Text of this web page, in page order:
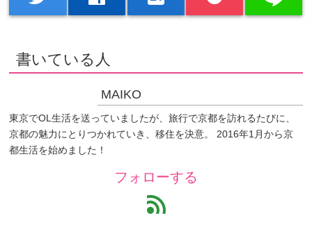
書いている人
MAIKO
東京でOL生活を送っていましたが、旅行で京都を訪れるたびに、
京都の魅力にとりつかれていき、移住を決意。 2016年1月から京
都生活を始めました！
フォローする
feed